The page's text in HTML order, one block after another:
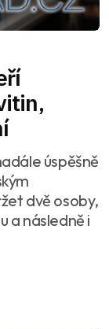
úspěšně
dvě osoby,
a následně i